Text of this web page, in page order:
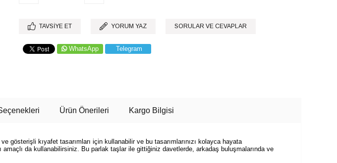
TAVSIYE ET YORUM YAZ SORULAR VE CEVAPLAR
WhatsApp Telegram
Ürün Önerileri Kargo Bilgisi
gösterişli kıyafet tasarımları için kullanabilir ve bu tasarımlarınızı kolayca hayata
da kullanabilirsiniz. Bu parlak taşlar ile gittiğiniz davetlerde, arkadaş buluşmalarında ve